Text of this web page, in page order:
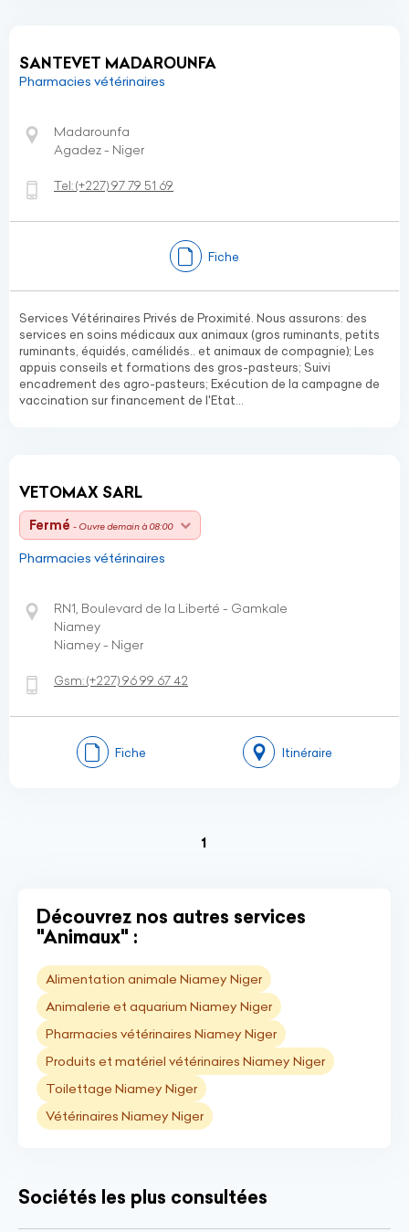
SANTEVET MADAROUNFA
Pharmacies vétérinaires
Madarounfa
Agadez - Niger
Tel:(+227)97 79 51 69
Fiche
Services Vétérinaires Privés de Proximité. Nous assurons: des
services en soins médicaux aux animaux (gros ruminants, petits
ruminants, équidés, camélidés.. et animaux de compagnie); Les
appuis conseils et formations des gros-pasteurs; Suivi
encadrement des agro-pasteurs; Exécution de la campagne de
vaccination sur financement de l'Etat...
VETOMAX SARL
Fermé - Ouvre demain à 08:00
Pharmacies vétérinaires
RN1, Boulevard de la Liberté - Gamkale
Niamey
Niamey - Niger
Gsm:(+227)96 99 67 42
Fiche Itinéraire
1
Découvrez nos autres services
"Animaux" :
Alimentation animale Niamey Niger
Animalerie et aquarium Niamey Niger
Pharmacies vétérinaires Niamey Niger
Produits et matériel vétérinaires Niamey Niger
Toilettage Niamey Niger
Vétérinaires Niamey Niger
Sociétés les plus consultées